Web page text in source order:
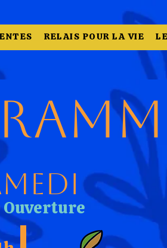
RELAIS POUR LA VIE
Ouverture